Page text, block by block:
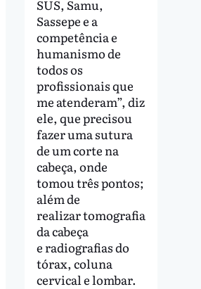
SUS, Samu,
Sassepe e a
competência e
humanismo de
todos os
profissionais que
me atenderam”, diz
ele, que precisou
fazer uma sutura
de um corte na
cabeça, onde
tomou três pontos;
além de
realizar tomografia
da cabeça
e radiografias do
tórax, coluna
cervical e lombar.